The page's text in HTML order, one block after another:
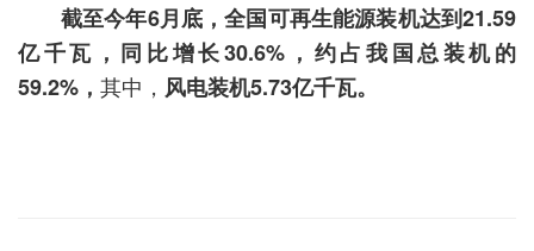
截至今年6月底，全国可再生能源装机达到21.59
亿千瓦，同比增长30.6%，约占我国总装机的
59.2%， 其中， 风电装机5.73亿千瓦。